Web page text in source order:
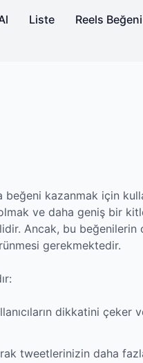
Liste Reels
kazanmak için
ve daha geniş bir
Ancak, bu beğenilerin
gerekmektedir.
dikkatini çeker
tweetlerinizin daha